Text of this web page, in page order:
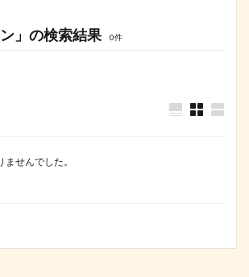
」の検索結果 0件
せんでした。